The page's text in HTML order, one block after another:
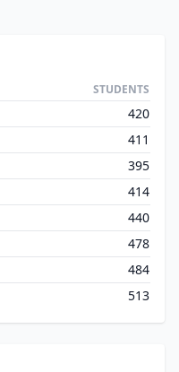
STUDENTS
420
411
395
414
440
478
484
513